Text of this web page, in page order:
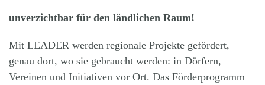
unverzichtbar für den ländlichen Raum!
Mit LEADER werden regionale Projekte gefördert,
genau dort, wo sie gebraucht werden: in Dörfern,
Vereinen und Initiativen vor Ort. Das Förderprogramm